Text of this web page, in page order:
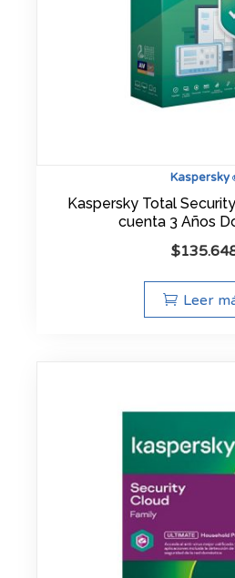
Kaspersky
Kaspersky Total
cuenta 3 Años
$
Leer